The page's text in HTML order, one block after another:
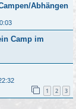
Abhängen
Camp im
1 2 3